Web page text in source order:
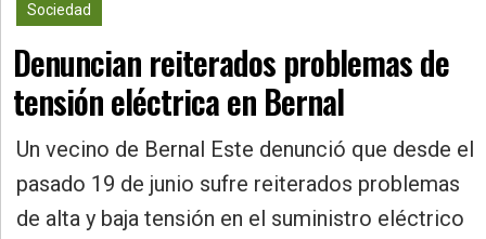
»
Policiales
»
Provincia
Sociedad
Denuncian reiterados problemas de
tensión eléctrica en Bernal
Un vecino de Bernal Este denunció que desde el
pasado 19 de junio sufre reiterados problemas
de alta y baja tensión en el suministro eléctrico